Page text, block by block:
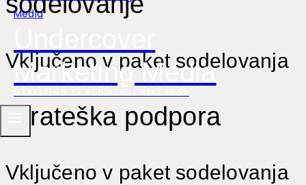
Marketing Media
Vključeno v paket sodelovanja
Strateška podpora
Vključeno v paket sodelovanja